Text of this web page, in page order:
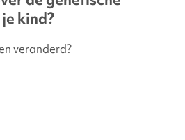
kind?
veranderd?